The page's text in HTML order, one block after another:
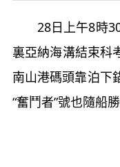
28日上午8時30
裏亞納海溝結束科
南山港碼頭靠泊下
“奮鬥者”號也隨船